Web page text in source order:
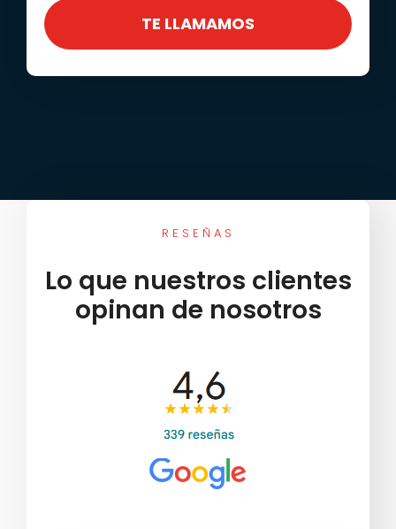
TE LLAMAMOS
RESEÑAS
Lo que nuestros clientes
opinan de nosotros